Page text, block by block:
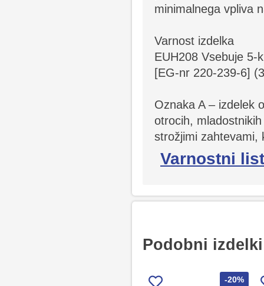
minimalnega vpliva
Varnost izdelka
EUH208 Vsebuje 5-
[EG-nr 220-239-6]
Oznaka A – izdelek
otrocih,
strožjimi zahtevami,
Varnostni list
Podobni
-20%